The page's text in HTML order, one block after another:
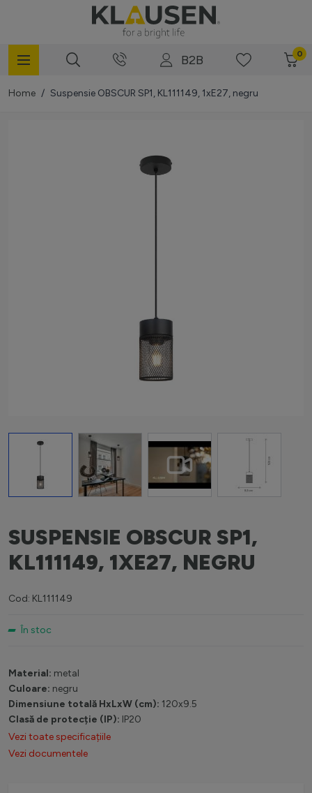
B2B 0
Home / Suspensie OBSCUR SP1, KL111149, 1xE27, negru
View larger imageView larger imageView larger imageView larger
SUSPENSIE OBSCUR SP1,
KL111149, 1XE27, NEGRU
Cod: KL111149
În stoc
Material: metal
Culoare: negru
Dimensiune totală HxLxW (cm): 120x9.5
Clasă de protecție (IP): IP20
Vezi toate specificațiile
Vezi documentele